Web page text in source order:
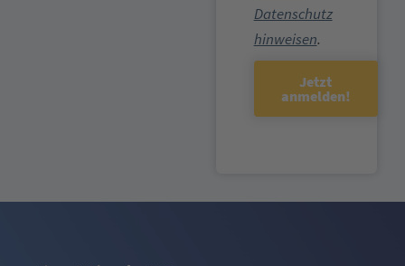
Datenschutz
hinweisen.
Jetzt
anmelden!